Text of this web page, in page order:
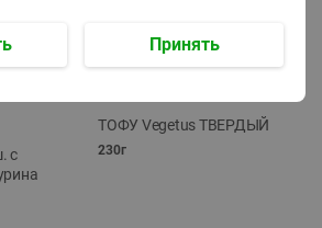
с
-24%
ТОФУ Vegetus ТВЕРДЫЙ
230г
Принять